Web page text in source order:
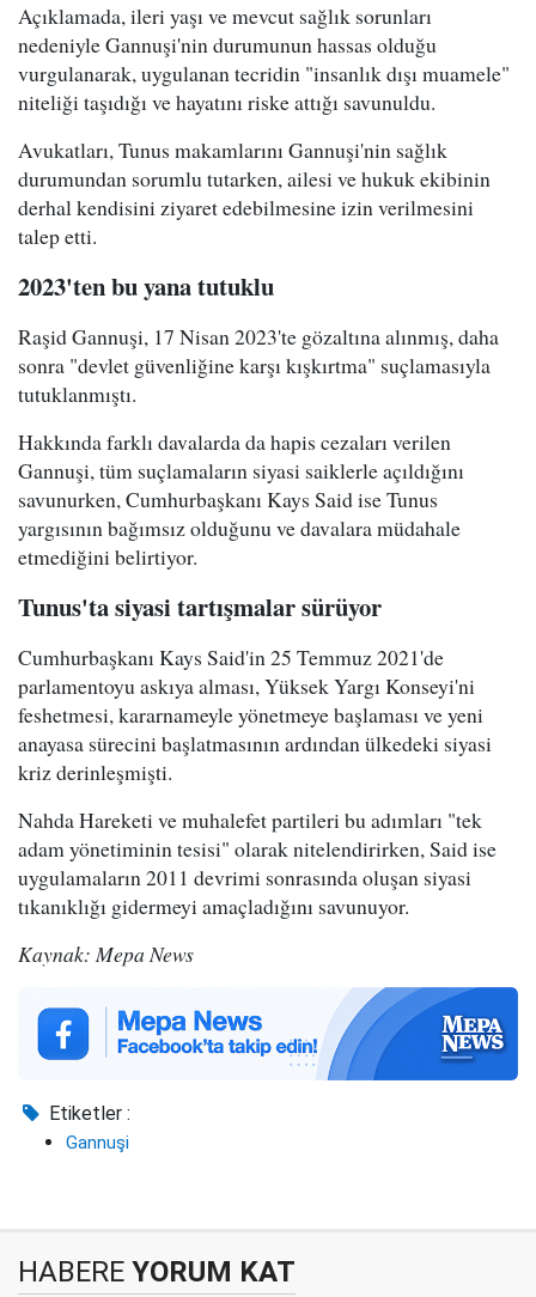
Açıklamada, ileri yaşı ve mevcut sağlık sorunları
nedeniyle Gannuşi'nin durumunun hassas olduğu
vurgulanarak, uygulanan tecridin "insanlık dışı muamele"
niteliği taşıdığı ve hayatını riske attığı savunuldu.
Avukatları, Tunus makamlarını Gannuşi'nin sağlık
durumundan sorumlu tutarken, ailesi ve hukuk ekibinin
derhal kendisini ziyaret edebilmesine izin verilmesini
talep etti.
2023'ten bu yana tutuklu
Raşid Gannuşi, 17 Nisan 2023'te gözaltına alınmış, daha
sonra "devlet güvenliğine karşı kışkırtma" suçlamasıyla
tutuklanmıştı.
Hakkında farklı davalarda da hapis cezaları verilen
Gannuşi, tüm suçlamaların siyasi saiklerle açıldığını
savunurken, Cumhurbaşkanı Kays Said ise Tunus
yargısının bağımsız olduğunu ve davalara müdahale
etmediğini belirtiyor.
Tunus'ta siyasi tartışmalar sürüyor
Cumhurbaşkanı Kays Said'in 25 Temmuz 2021'de
parlamentoyu askıya alması, Yüksek Yargı Konseyi'ni
feshetmesi, kararnameyle yönetmeye başlaması ve yeni
anayasa sürecini başlatmasının ardından ülkedeki siyasi
kriz derinleşmişti.
Nahda Hareketi ve muhalefet partileri bu adımları "tek
adam yönetiminin tesisi" olarak nitelendirirken, Said ise
uygulamaların 2011 devrimi sonrasında oluşan siyasi
tıkanıklığı gidermeyi amaçladığını savunuyor.
Kaynak: Mepa News
Etiketler :
Gannuşi
HABERE YORUM KAT